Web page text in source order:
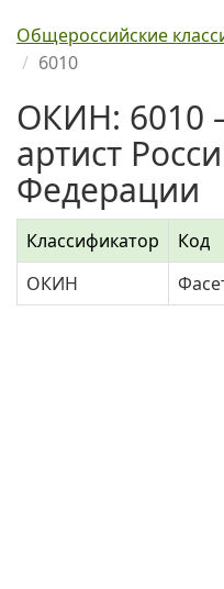
Общероссийские
6010
ОКИН: 6010
артист
Федерации
Классификатор Код
ОКИН